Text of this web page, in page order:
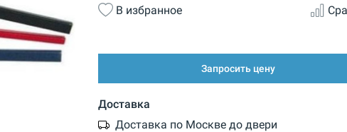
В избранное
Запросить цену
Доставка
Доставка по Москве до двери